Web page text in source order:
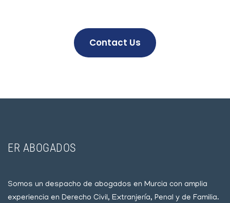
Contact Us
ER ABOGADOS
Somos un despacho de abogados en Murcia con amplia
experiencia en Derecho Civil, Extranjería, Penal y de Familia.